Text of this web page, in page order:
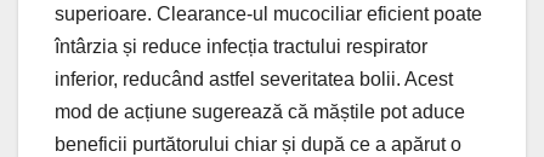
superioare. Clearance-ul mucociliar eficient poate
întârzia și reduce infecția tractului respirator
inferior, reducând astfel severitatea bolii. Acest
mod de acțiune sugerează că măștile pot aduce
beneficii purtătorului chiar și după ce a apărut o